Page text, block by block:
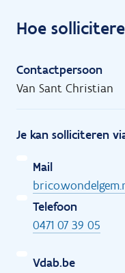
Hoe
Contactpersoon
Van Sant Christian
Je kan solliciteren
Mail
Telefoon
0471 07 39 05
Vdab.be